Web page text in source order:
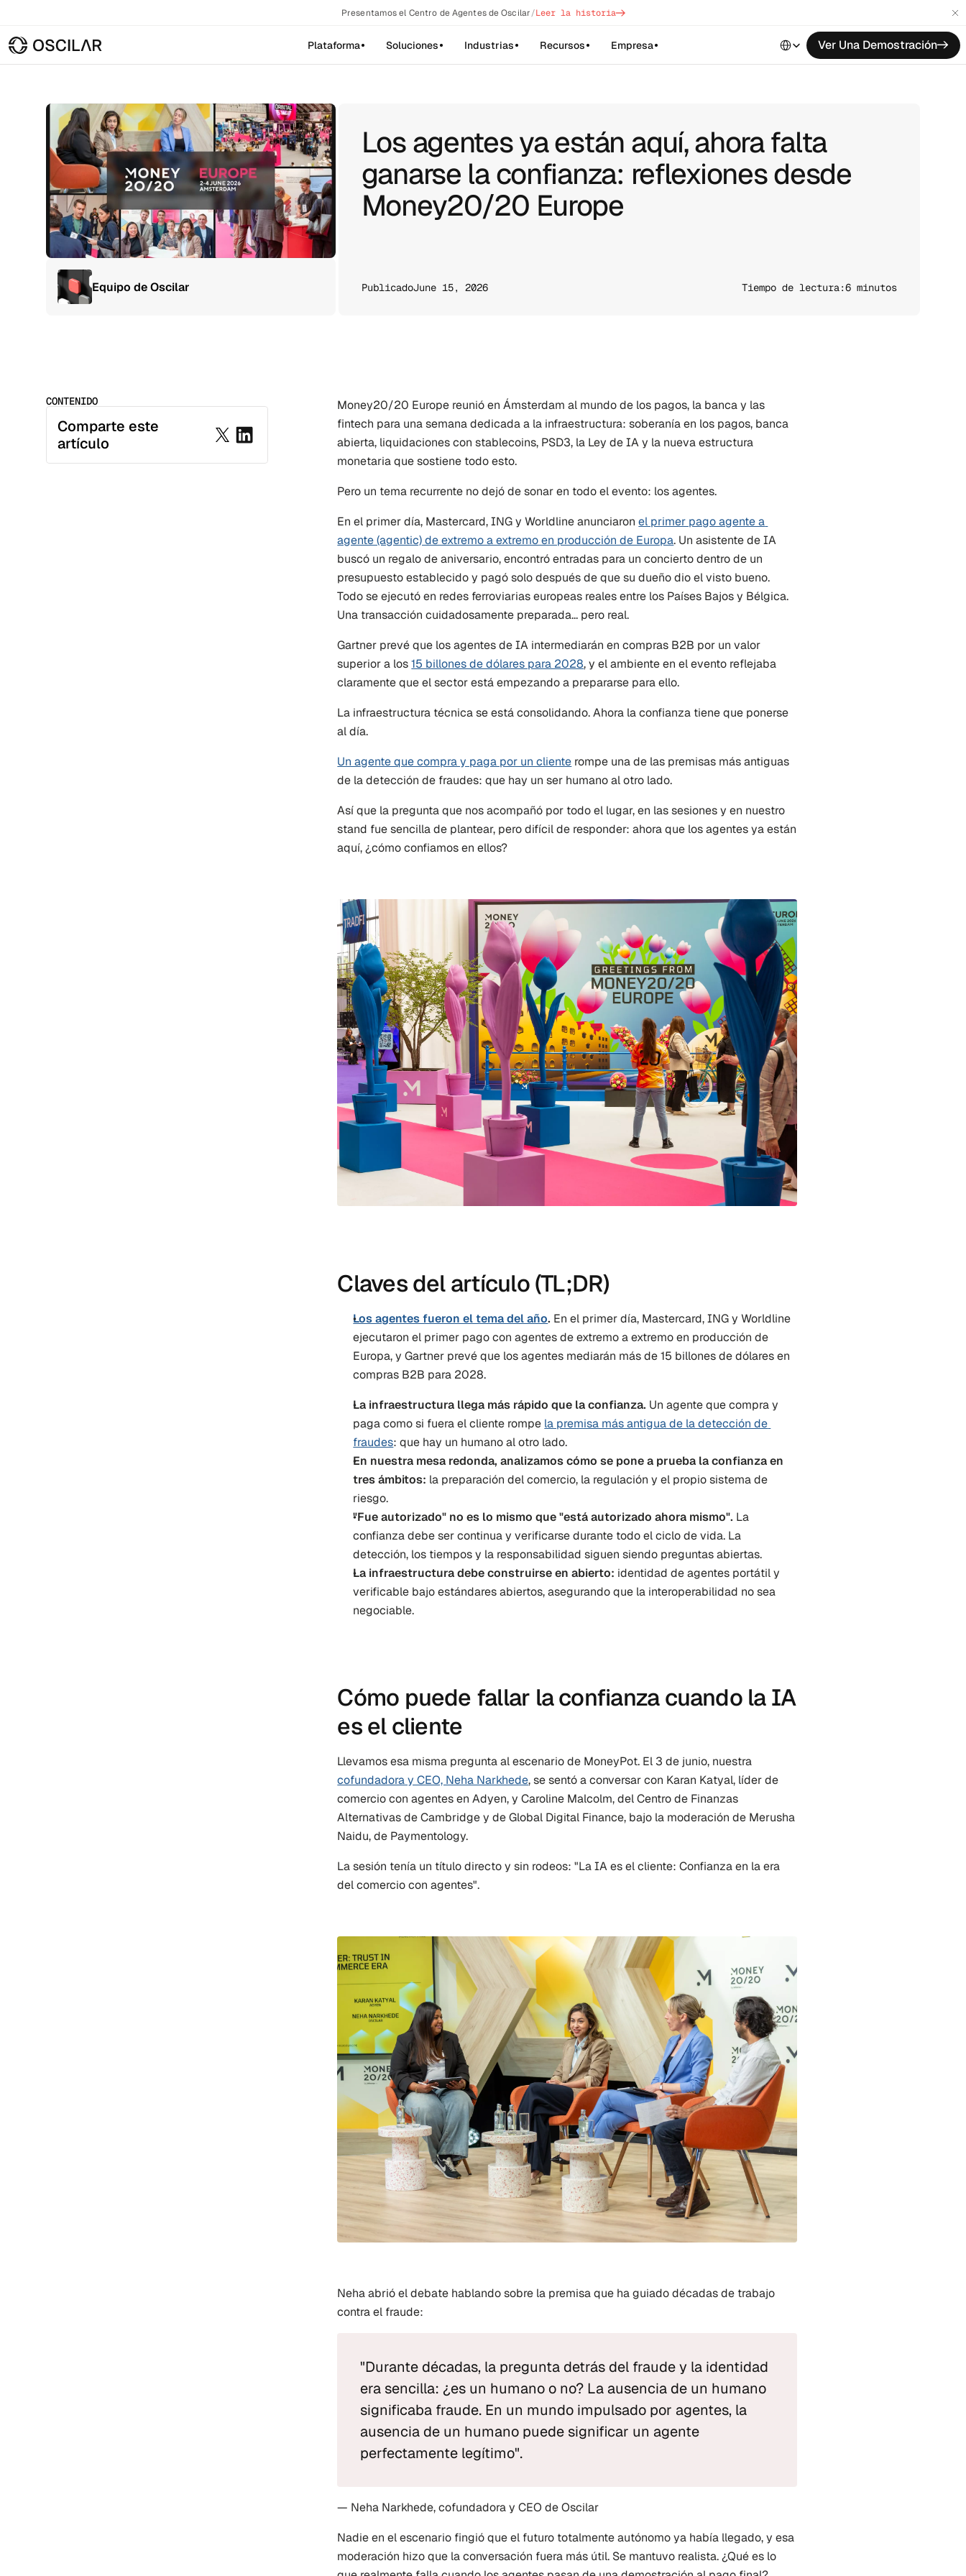
Presentamos el Centro de Agentes de Oscilar/Leer la historia->
Plataforma Soluciones Industrias Recursos Empresa
Select LanguageVer Una Demostración->
Equipo de Oscilar
Los agentes ya están aquí, ahora falta
ganarse la confianza: reflexiones desde
Money20/20 Europe
PublicadoJune 15, 2026 Tiempo de lectura:6 minutos
CONTENIDO
Comparte este
artículo
Money20/20 Europe reunió en Ámsterdam al mundo de los pagos, la banca y las
fintech para una semana dedicada a la infraestructura: soberanía en los pagos, banca
abierta, liquidaciones con stablecoins, PSD3, la Ley de IA y la nueva estructura
monetaria que sostiene todo esto.
Pero un tema recurrente no dejó de sonar en todo el evento: los agentes.
En el primer día, Mastercard, ING y Worldline anunciaron el primer pago agente a
agente (agentic) de extremo a extremo en producción de Europa. Un asistente de IA
buscó un regalo de aniversario, encontró entradas para un concierto dentro de un
presupuesto establecido y pagó solo después de que su dueño dio el visto bueno.
Todo se ejecutó en redes ferroviarias europeas reales entre los Países Bajos y Bélgica.
Una transacción cuidadosamente preparada... pero real.
Gartner prevé que los agentes de IA intermediarán en compras B2B por un valor
superior a los 15 billones de dólares para 2028, y el ambiente en el evento reflejaba
claramente que el sector está empezando a prepararse para ello.
La infraestructura técnica se está consolidando. Ahora la confianza tiene que ponerse
al día.
Un agente que compra y paga por un cliente rompe una de las premisas más antiguas
de la detección de fraudes: que hay un ser humano al otro lado.
Así que la pregunta que nos acompañó por todo el lugar, en las sesiones y en nuestro
stand fue sencilla de plantear, pero difícil de responder: ahora que los agentes ya están
aquí, ¿cómo confiamos en ellos?
Claves del artículo (TL;DR)
Los agentes fueron el tema del año. En el primer día, Mastercard, ING y Worldline
ejecutaron el primer pago con agentes de extremo a extremo en producción de
Europa, y Gartner prevé que los agentes mediarán más de 15 billones de dólares en
compras B2B para 2028.
La infraestructura llega más rápido que la confianza. Un agente que compra y
paga como si fuera el cliente rompe la premisa más antigua de la detección de
fraudes: que hay un humano al otro lado.
En nuestra mesa redonda, analizamos cómo se pone a prueba la confianza en
tres ámbitos: la preparación del comercio, la regulación y el propio sistema de
riesgo.
"Fue autorizado" no es lo mismo que "está autorizado ahora mismo". La
confianza debe ser continua y verificarse durante todo el ciclo de vida. La
detección, los tiempos y la responsabilidad siguen siendo preguntas abiertas.
La infraestructura debe construirse en abierto: identidad de agentes portátil y
verificable bajo estándares abiertos, asegurando que la interoperabilidad no sea
negociable.
Cómo puede fallar la confianza cuando la IA
es el cliente
cofundadora y CEO, Neha Narkhede, se sentó a conversar con Karan Katyal, líder de
comercio con agentes en Adyen, y Caroline Malcolm, del Centro de Finanzas
Alternativas de Cambridge y de Global Digital Finance, bajo la moderación de Merusha
Naidu, de Paymentology.
La sesión tenía un título directo y sin rodeos: "La IA es el cliente: Confianza en la era
del comercio con agentes".
Neha abrió el debate hablando sobre la premisa que ha guiado décadas de trabajo
contra el fraude:
"Durante décadas, la pregunta detrás del fraude y la identidad
era sencilla: ¿es un humano o no? La ausencia de un humano
significaba fraude. En un mundo impulsado por agentes, la
ausencia de un humano puede significar un agente
perfectamente legítimo".
— Neha Narkhede, cofundadora y CEO de Oscilar
Nadie en el escenario fingió que el futuro totalmente autónomo ya había llegado, y esa
moderación hizo que la conversación fuera más útil. Se mantuvo realista. ¿Qué es lo